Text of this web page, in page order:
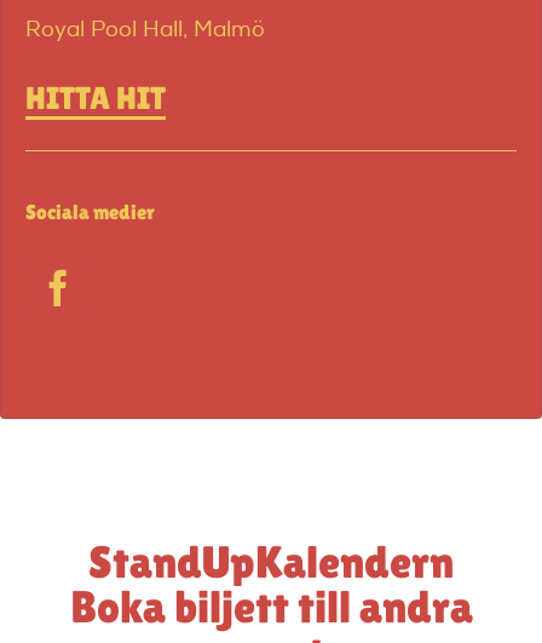
Royal Pool Hall, Malmö
HITTA HIT
Sociala medier
StandUpKalendern
Boka biljett till andra